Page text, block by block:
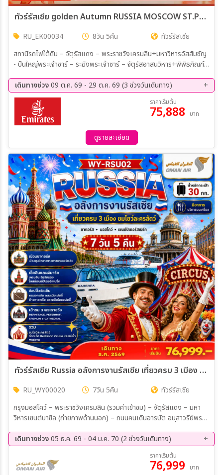
ทัวร์รัสเซีย golden Autumn RUSSIA MOSCOW ST.PETERBURG 8วัน 5คืน (EK)
RU_EK00034 8วัน 5คืน
ทัวร์รัสเซีย
สถานีรถไฟใต้ดิน – จัตุรัสแดง – พระราชวังเครมลิน+มหาวิหารอัสสัมชัญ
- ปืนใหญ่พระเจ้าซาร์ – ระฆังพระเจ้าซาร์ – จัตุรัสอาสนวิหาร+พิพิธภัณฑ์
น – สวน Zaryadye – จัตุรัสโรงละคร – ห้างสรรพสินค้ากุม มหาวิทยาลัย
มอสโก - สแปร์โรว์ ฮิลล์ – ประตูชัย – สวนวิคตอรี่ – ตลาดอิสมายลอฟกี้
– ชมการแสดงคณะละครสัตว์มอสโคว์เซอร์คัส(รวมค่าเข้าชม)
เดินทางช่วง09 ต.ค. 69 - 29 ต.ค. 69 (3 ช่วงวันเดินทาง)
09 ต.ค. 69 - 16 ต.ค. 69
15 ต.ค. 69 - 22 ต.ค. 69
22 ต.ค. 69 - 29 ต.ค. 69
ราคาเริ่มต้น
75,888 บาท
ดูรายละเอียด
ทัวร์รัสเซีย Russia อลังการงานรัสเซีย เที่ยวครบ 3 เมือง ชมโชว์ละครสัตว์ 7วัน 5คืน (WY)
RU_WY00020 7วัน 5คืน
ทัวร์รัสเซีย
กรุงมอสโคว์ – พระราชวังเครมลิน (รวมค่าเข้าชม) – จัตุรัสแดง – มหา
วิหารเซนต์บาซิล (ถ่ายภาพด้านนอก) – ถนนคนเดินอารบัต อนุสาวรีย์พระ
เทจ (รวมค่าเข้าชม) – พระราชวังฤดูร้อน ปีเตอร์ฮอฟ (รวมค่าเข้าชม) –
โบสถ์สมอลนี (ถ่ายภาพด้านนอก) – ถนนเนฟสกี โปรสเปกต์ – ห้างสรรพ
สินค้ากาเลเรีย
เดินทางช่วง05 ธ.ค. 69 - 04 ม.ค. 70 (2 ช่วงวันเดินทาง)
29 ธ.ค. 69 - 04 ม.ค. 70
ราคาเริ่มต้น
76,999 บาท